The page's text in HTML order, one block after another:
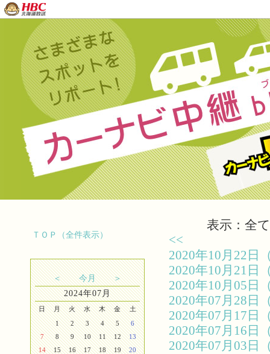
ＴＯＰ（全件表示）
＜ 今月
＞
2024年07月
日 月 火 水 木 金
土
1
2 3 4 5
6
7
8 9 10 11 12
13
14
15 16 17 18 19
20
表示：全て
<<
2020年10月22
2020年10月21
2020年10月05
2020年07月28
2020年07月17
2020年07月16
2020年07月03